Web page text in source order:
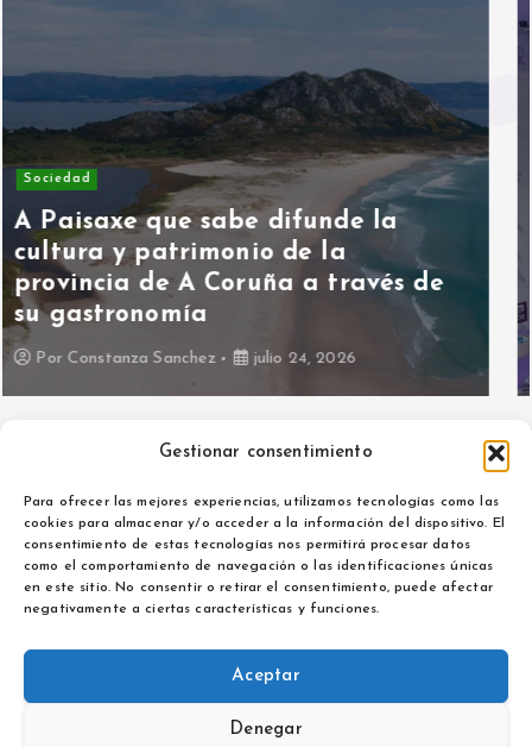
Gestionar consentimiento
Para ofrecer las mejores experiencias, utilizamos tecnologías como las
cookies para almacenar y/o acceder a la información del dispositivo. El
consentimiento de estas tecnologías nos permitirá procesar datos
como el comportamiento de navegación o las identificaciones únicas
en este sitio. No consentir o retirar el consentimiento, puede afectar
negativamente a ciertas características y funciones.
Aceptar
Denegar
Asociaciones
Hoy hablamos con Asociación
ALMA contra la Violencia de
Género
PorMaria Izquierdo julio 15, 2026
Aviso legal
Política de privacidad
Copyright © 2026 La Noticia de Extremadura | Powered by